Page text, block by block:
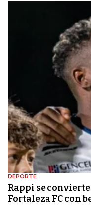
DEPORTE
Rappi se
Fortaleza FC con